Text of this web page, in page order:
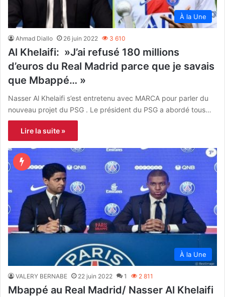
À la Une
Ahmad Diallo 26 juin 2022 3 610
Al Khelaifi: »J’ai refusé 180 millions
d’euros du Real Madrid parce que je savais
que Mbappé… »
Nasser Al Khelaifi s’est entretenu avec MARCA pour parler du
nouveau projet du PSG . Le président du PSG a abordé tous…
Lire la suite »
À la Une
VALERY BERNABE 22 juin 2022 1 2 811
Mbappé au Real Madrid/ Nasser Al Khelaifi